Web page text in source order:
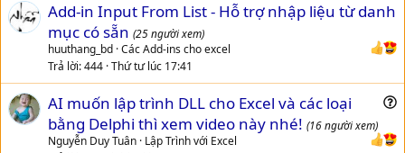
Add-in Input From List - Hỗ trợ nhập liệu từ danh
mục có sẵn (25 người xem)
huuthang_bd Các Add-ins cho excel
Trả lời 444 Thứ tư lúc 17:41
e
AI muốn lập trình DLL cho Excel và các loại
bằng Delphi thì xem video này nhé! (16 người xem)
Nguyễn Duy Tuân Lập Trình với Excel